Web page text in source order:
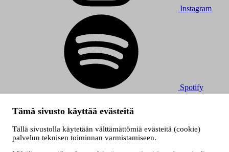
Tämä sivusto käyttää evästeitä
Tällä sivustolla käytetään välttämättömiä evästeitä (cookie)
palvelun teknisen toiminnan varmistamiseen.
Instagram
Spotify
Kaikki oikeudet muutoksiin pidätetään.
Saavutettavuusseloste
Tietosuojaselosteet